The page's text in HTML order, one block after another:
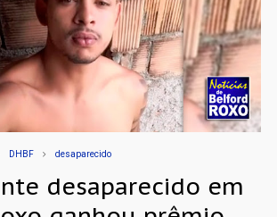
DHBF desaparecido
desaparecido em